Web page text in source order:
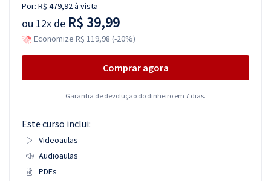
Por: R$ 479,92à vista
ou 12x de R$ 39,99
Economize R$ 119,98 (-20%)
Comprar agora
Garantia de devolução do dinheiro em 7 dias.
Este curso inclui:
Videoaulas
Audioaulas
PDFs